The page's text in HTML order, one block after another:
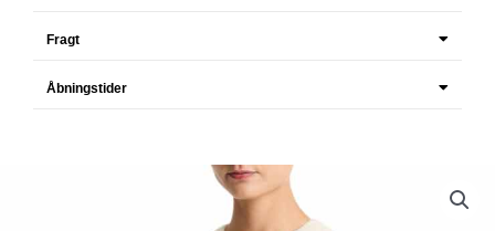
Fragt
Åbningstider